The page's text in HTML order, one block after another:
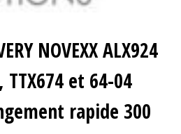
NOVEXX ALX924
TTX674 et 64-04
rapide 300